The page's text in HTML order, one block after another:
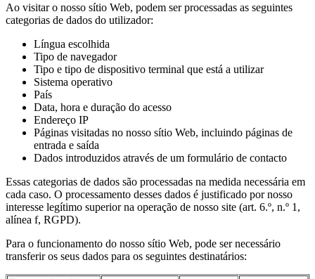
Ao visitar o nosso sítio Web, podem ser processadas as seguintes
categorias de dados do utilizador:
Língua escolhida
Tipo de navegador
Tipo e tipo de dispositivo terminal que está a utilizar
Sistema operativo
País
Data, hora e duração do acesso
Endereço IP
Páginas visitadas no nosso sítio Web, incluindo páginas de
entrada e saída
Dados introduzidos através de um formulário de contacto
Essas categorias de dados são processadas na medida necessária em
cada caso. O processamento desses dados é justificado por nosso
interesse legítimo superior na operação de nosso site (art. 6.º, n.º 1,
alínea f, RGPD).
Para o funcionamento do nosso sítio Web, pode ser necessário
transferir os seus dados para os seguintes destinatários: